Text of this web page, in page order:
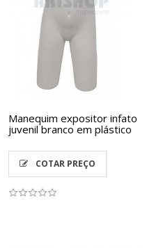
Manequim expositor infato
juvenil branco em plástico
COTAR PREÇO